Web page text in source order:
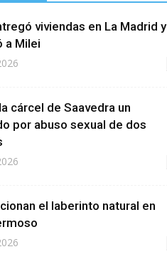
viviendas en La Madrid y
a Milei
cárcel de Saavedra un
por abuso sexual de dos
el laberinto natural en